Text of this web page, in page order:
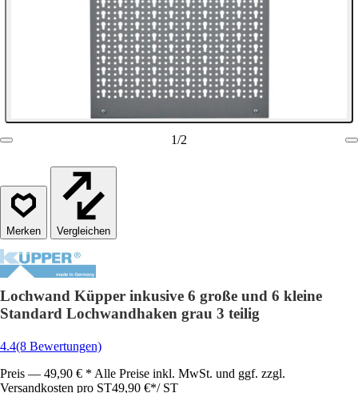
1/2
Vergleichen
Lochwand Küpper inkusive 6 große und 6 kleine
Standard Lochwandhaken grau 3 teilig
4.4(8 Bewertungen)
Preis — 49,90 € * Alle Preise inkl. MwSt. und ggf. zzgl.
Versandkosten pro ST49,90 €*/ ST